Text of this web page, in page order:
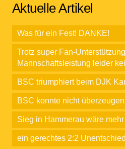
Aktuelle Artikel
Was für ein Fest! DANKE!
Trotz super Fan-
Mannschaftsleistung leider
BSC triumphiert beim DJK
BSC konnte nicht überzeugen
Sieg in Hammerau wäre
ein gerechtes 2:2